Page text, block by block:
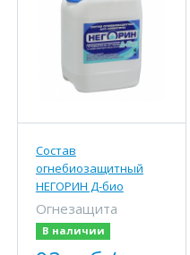
Состав
огнебиозащитный
НЕГОРИН Д-био
Огнезащита
В наличии